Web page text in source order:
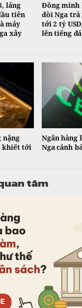
láng
tiên
máy
xây
Đồng minh
đòi Nga
tới 2 tỷ
lên tiếng
nặng
khiết tới
Ngân hàng
Nga cảnh
tâm